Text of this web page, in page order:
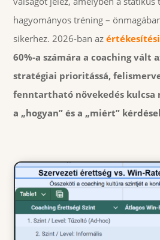
hagyományos tréning –
sikerhez. 2026-ban az
60%-a számára a coaching vált
stratégiai prioritássá,
fenntartható növekedés kulcsa
a „hogyan” és a „miért”